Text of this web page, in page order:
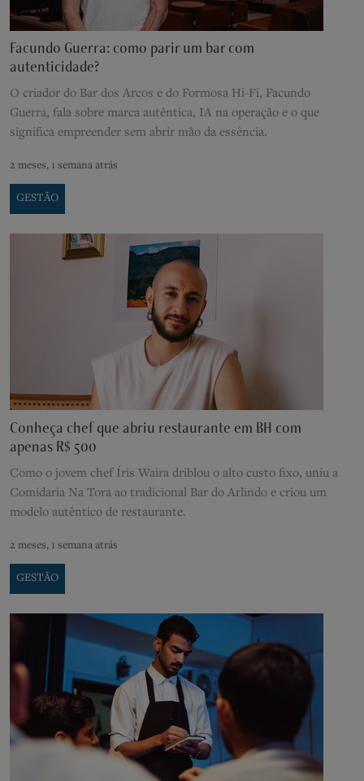
Facundo Guerra: como parir um bar com
autenticidade?
O criador do Bar dos Arcos e do Formosa Hi-Fi, Facundo
Guerra, fala sobre marca autêntica, IA na operação e o que
significa empreender sem abrir mão da essência.
2 meses, 1 semana atrás
GESTÃO
Conheça chef que abriu restaurante em BH com
apenas R$ 500
Como o jovem chef Íris Waira driblou o alto custo fixo, uniu a
Comidaria Na Tora ao tradicional Bar do Arlindo e criou um
modelo autêntico de restaurante.
2 meses, 1 semana atrás
GESTÃO